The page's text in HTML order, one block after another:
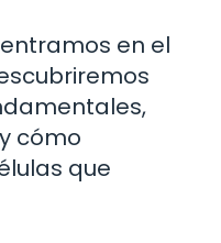
en el
cómo
que